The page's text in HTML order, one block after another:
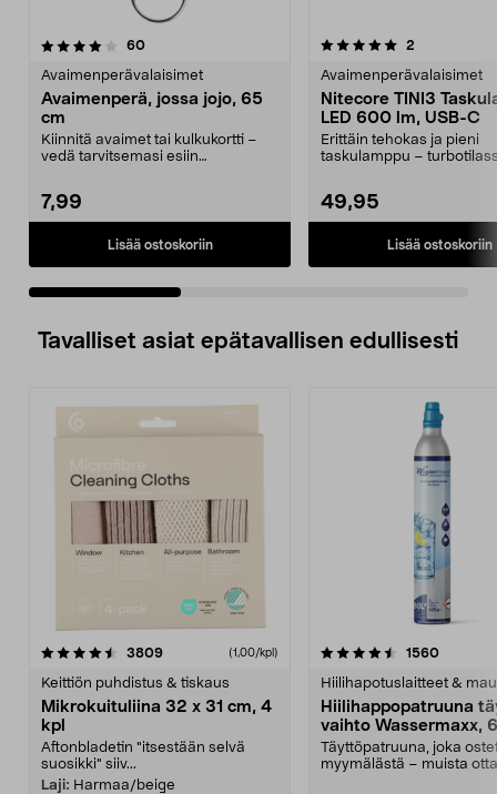
60arvostelut
Avaimenperävalaisimet
Avaimenperä, jossa jojo, 65
cm
Kiinnitä avaimet tai kulkukortti –
vedä tarvitsemasi esiin
7,99
Lisää ostoskoriin
5.0 viidestä
2
Avaimenperävalaisimet
Nitecore TINI3
LED 600 lm, USB-C
Erittäin tehokas ja pieni
taskulamppu –
49,95
Lisää ostoskoriin
4.5 viidestä
Tavalliset asiat epätavallisen edullisesti
3809arvostelut (1,00/kpl)
Keittiön puhdistus & tiskaus
Mikrokuituliina 32 x 31 cm, 4
kpl
Aftonbladetin "itsestään selvä
suosikki" siiv...
Laji: Harmaa/beige
4.5viidestä
1560
Hiilihapotuslaitteet &
Hiilihappopatruuna
vaihto Wassermaxx,
Täyttöpatruuna, joka
myymälästä – muista
4.5viidestä